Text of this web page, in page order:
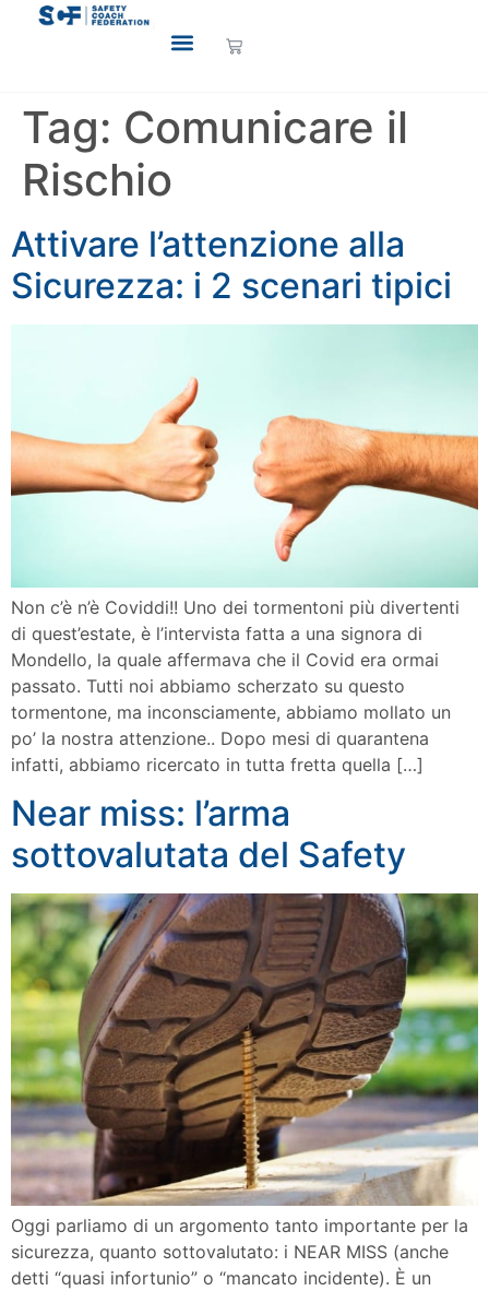
Tag: Comunicare il
Rischio
Attivare l’attenzione alla
Sicurezza: i 2 scenari tipici
Non c’è n’è Coviddi!! Uno dei tormentoni più divertenti
di quest’estate, è l’intervista fatta a una signora di
Mondello, la quale affermava che il Covid era ormai
passato. Tutti noi abbiamo scherzato su questo
tormentone, ma inconsciamente, abbiamo mollato un
po’ la nostra attenzione.. Dopo mesi di quarantena
infatti, abbiamo ricercato in tutta fretta quella […]
Near miss: l’arma
sottovalutata del Safety
Oggi parliamo di un argomento tanto importante per la
sicurezza, quanto sottovalutato: i NEAR MISS (anche
detti “quasi infortunio” o “mancato incidente). È un